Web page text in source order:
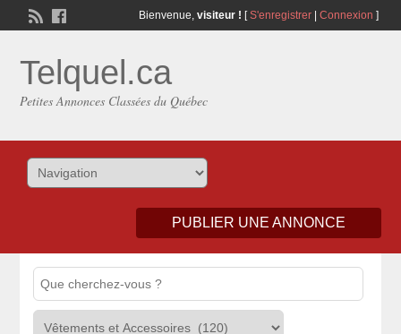
Bienvenue, visiteur ! [S'enregistrer| Connexion ]
Telquel.ca
Petites Annonces Classées du Québec
PUBLIER UNE ANNONCE